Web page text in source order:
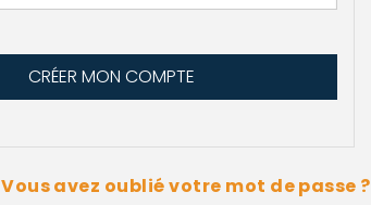
Vous avez oublié votre mot de passe ?